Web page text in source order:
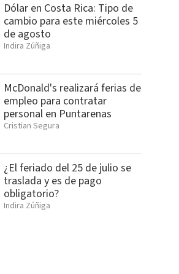
Dólar en Costa Rica: Tipo de
cambio para este miércoles 5
de agosto
Indira Zúñiga
McDonald's realizará ferias de
empleo para contratar
personal en Puntarenas
Cristian Segura
¿El feriado del 25 de julio se
traslada y es de pago
obligatorio?
Indira Zúñiga